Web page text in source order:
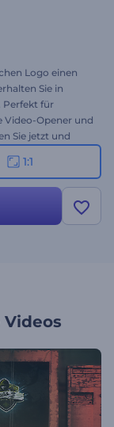
Logo einen
Sie in
Perfekt für
Video-Opener und
Sie jetzt und
Animation!
1:1